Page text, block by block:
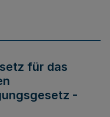
für das
-